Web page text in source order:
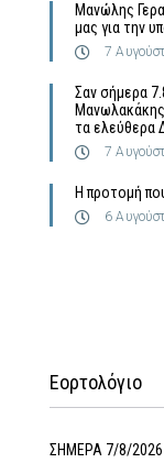
Μανώλης
μας για την
7
Σαν σήμερα
τα ελεύθερα
7
Η προτομή
6
Εορτολόγιο
ΣΗΜΕΡΑ 7/8/2026